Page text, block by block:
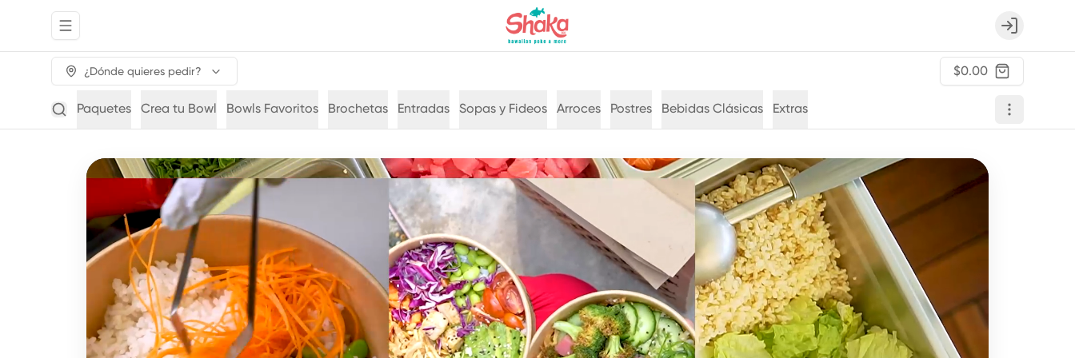
Abrir menu de navegación Login
¿Dónde quieres pedir? $0.00
Paquetes Crea tu Bowl Bowls Favoritos Brochetas Entradas Sopas y Fideos Arroces Postres Bebidas Clásicas Extras